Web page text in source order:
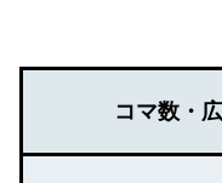
コマ数・